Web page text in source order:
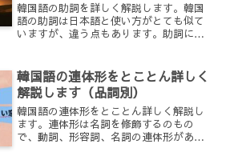
韓国語の助詞を詳しく解説します。韓国
語の助詞は日本語と使い方がとても似て
いますが、違う点もあります。助詞によ
時は日本語とは違うものもあります。違
う点をしっかり学んで会話で生かしてい
きたいですね。
韓国語の連体形をとことん詳しく
解説します（品詞別）
韓国語の連体形をとことん詳しく解説し
ます。連体形は名詞を修飾するのもの
で、動詞、形容詞、名詞の連体形があり